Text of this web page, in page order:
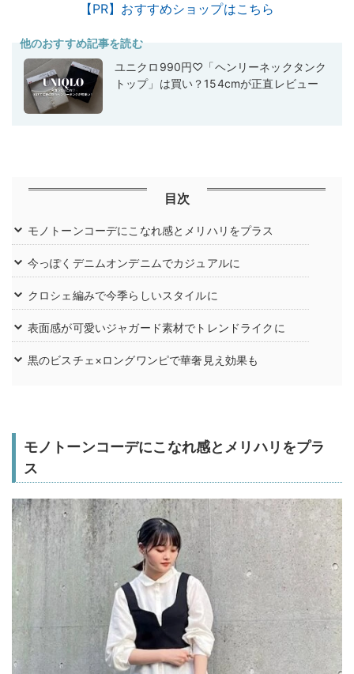
【PR】おすすめショップはこちら
他のおすすめ記事を読む
ユニクロ990円♡「ヘンリーネックタンク
トップ」は買い？154cmが正直レビュー
目次
モノトーンコーデにこなれ感とメリハリをプラス
今っぽくデニムオンデニムでカジュアルに
クロシェ編みで今季らしいスタイルに
表面感が可愛いジャガード素材でトレンドライクに
黒のビスチェ×ロングワンピで華奢見え効果も
モノトーンコーデにこなれ感とメリハリをプラ
ス